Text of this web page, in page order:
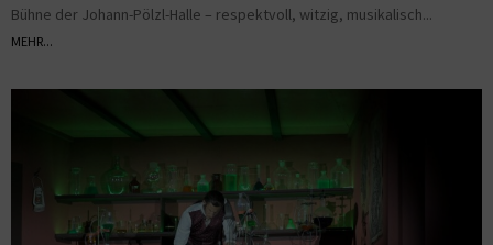
Bühne der Johann-Pölzl-Halle – respektvoll, witzig, musikalisch...
MEHR...